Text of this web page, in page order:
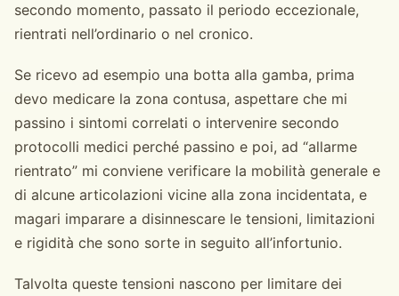
secondo momento, passato il periodo eccezionale,
rientrati nell’ordinario o nel cronico.
Se ricevo ad esempio una botta alla gamba, prima
devo medicare la zona contusa, aspettare che mi
passino i sintomi correlati o intervenire secondo
protocolli medici perché passino e poi, ad “allarme
rientrato” mi conviene verificare la mobilità generale e
di alcune articolazioni vicine alla zona incidentata, e
magari imparare a disinnescare le tensioni, limitazioni
e rigidità che sono sorte in seguito all’infortunio.
Talvolta queste tensioni nascono per limitare dei